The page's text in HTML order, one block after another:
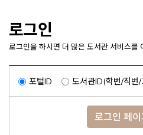
로그인
로그인을 하시면 더 많은 도서관 서비스를
포털ID 도서관ID(학번/직번/
로그인 페